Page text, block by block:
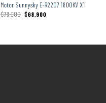
Motor Sunnysky E-R2207 1800KV X1
$78,000 $68,900